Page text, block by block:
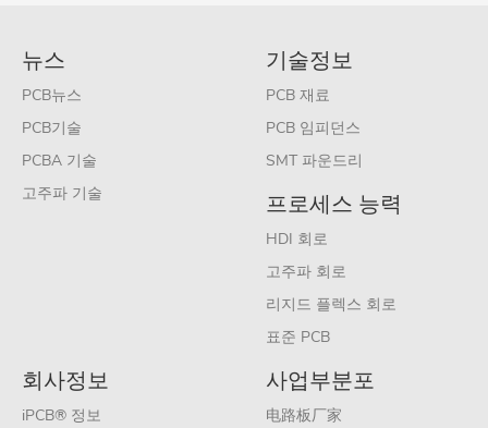
뉴스
PCB뉴스
PCB기술
PCBA 기술
고주파 기술
기술정보
PCB 재료
PCB 임피던스
SMT 파운드리
프로세스 능력
HDI 회로
고주파 회로
리지드 플렉스 회로
표준 PCB
회사정보
iPCB® 정보
사업부분포
电路板厂家